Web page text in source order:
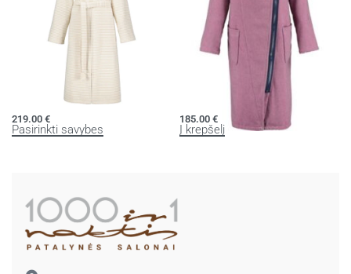
Moteriškas chalatas su užtrauktuku
219.00 €
Pasirinkti savybes
Chalatas su užtrauktuku
185.00 €
Į krepšelį